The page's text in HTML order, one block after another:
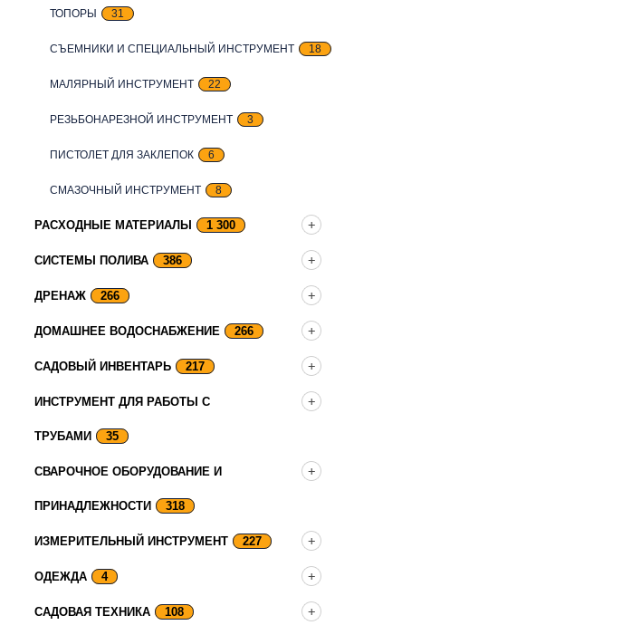
ТОПОРЫ 31
СЪЕМНИКИ И СПЕЦИАЛЬНЫЙ ИНСТРУМЕНТ 18
МАЛЯРНЫЙ ИНСТРУМЕНТ 22
РЕЗЬБОНАРЕЗНОЙ ИНСТРУМЕНТ 3
ПИСТОЛЕТ ДЛЯ ЗАКЛЕПОК 6
СМАЗОЧНЫЙ ИНСТРУМЕНТ 8
РАСХОДНЫЕ МАТЕРИАЛЫ 1 300
СИСТЕМЫ ПОЛИВА 386
ДРЕНАЖ 266
ДОМАШНЕЕ ВОДОСНАБЖЕНИЕ 266
САДОВЫЙ ИНВЕНТАРЬ 217
ИНСТРУМЕНТ ДЛЯ РАБОТЫ С
ТРУБАМИ 35
СВАРОЧНОЕ ОБОРУДОВАНИЕ И
ПРИНАДЛЕЖНОСТИ 318
ИЗМЕРИТЕЛЬНЫЙ ИНСТРУМЕНТ 227
ОДЕЖДА 4
САДОВАЯ ТЕХНИКА 108